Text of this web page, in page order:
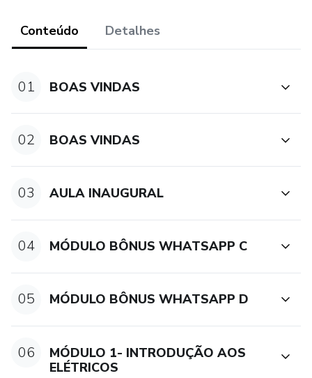
Conteúdo Detalhes
01 BOAS VINDAS
02 BOAS VINDAS
03 AULA INAUGURAL
04 MÓDULO BÔNUS WHATSAPP C
05 MÓDULO BÔNUS WHATSAPP D
06
MÓDULO 1- INTRODUÇÃO AOS
ELÉTRICOS